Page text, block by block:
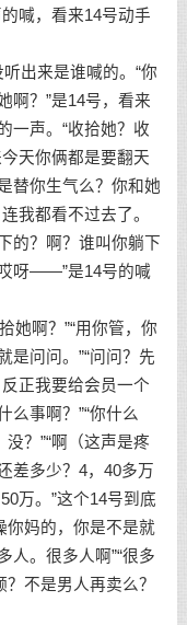
喊，看来14号动手
出来是谁喊的。“你
啊？”是14号，看来
一声。“收拾她？收
天你俩都是要翻天
替你生气么？你和她
我都看不过去了。
的？啊？谁叫你躺下
呀——”是14号的喊
她啊？”“用你管，你
是问问。”“问问？先
正我要给会员一个
么事啊？”“你什么
没？”“啊（这声是疼
差多少？4，40多万
万。”这个14号到底
你妈的，你是不是就
人。很多人啊”“很多
不是男人再卖么？